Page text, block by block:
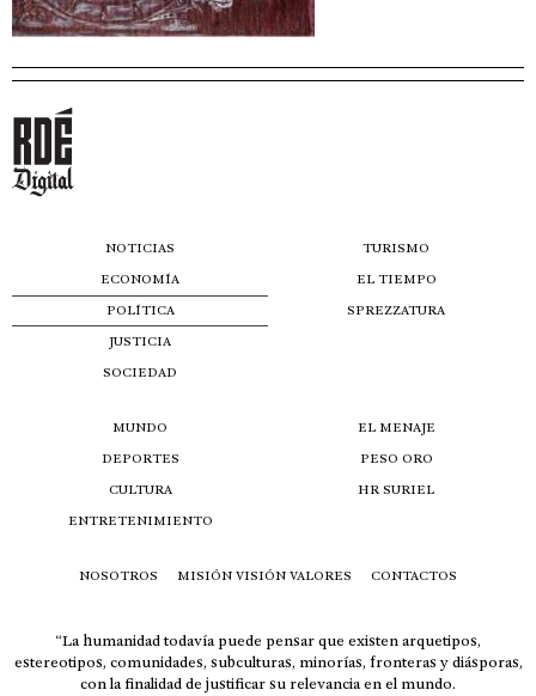
NOTICIAS
ECONOMÍA
POLÍTICA
JUSTICIA
SOCIEDAD
TURISMO
EL TIEMPO
SPREZZATURA
MUNDO
DEPORTES
CULTURA
ENTRETENIMIENTO
EL MENAJE
PESO ORO
HR SURIEL
NOSOTROS MISIÓN VISIÓN VALORES CONTACTOS
“La humanidad todavía puede pensar que existen arquetipos,
estereotipos, comunidades, subculturas, minorías, fronteras y diásporas,
con la finalidad de justificar su relevancia en el mundo.